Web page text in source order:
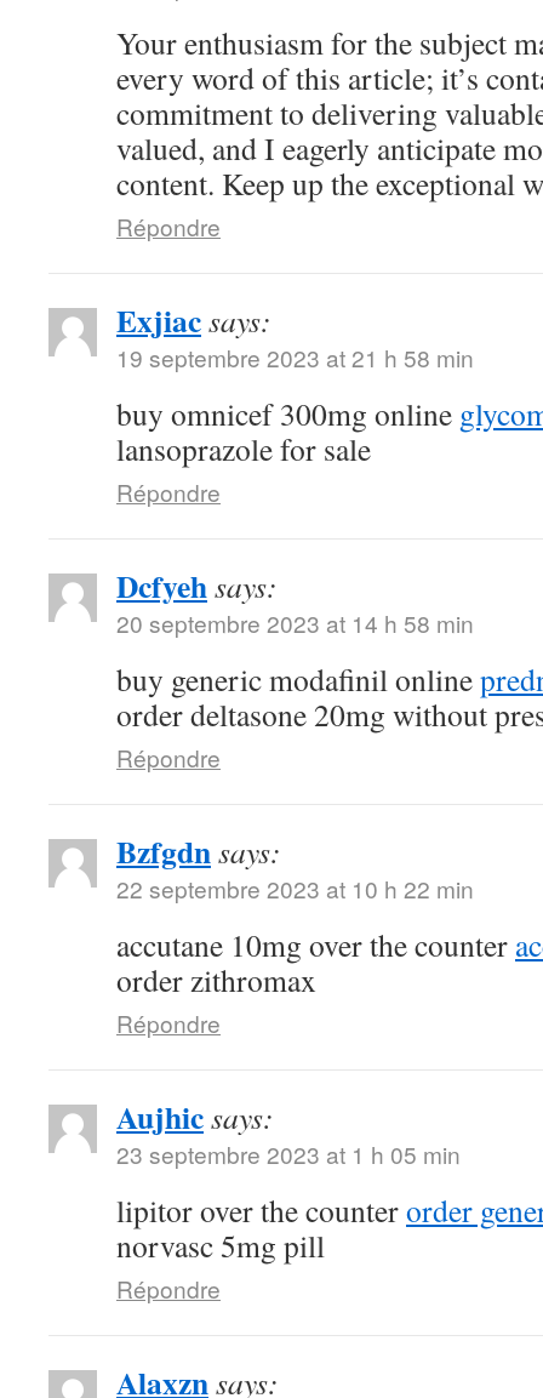
Your enthusiasm for the subject
every word of this article; it’s
commitment to delivering
valued, and I eagerly anticipate
content. Keep up the exceptional
Répondre
Exjiacsays:
19 septembre 2023 at 21 h 58 min
buy omnicef 300mg online
lansoprazole for sale
Répondre
Dcfyehsays:
20 septembre 2023 at 14 h 58 min
buy generic modafinil online
order deltasone 20mg without
Répondre
Bzfgdnsays:
22 septembre 2023 at 10 h 22 min
accutane 10mg over the counter
order zithromax
Répondre
Aujhicsays:
23 septembre 2023 at 1 h 05 min
lipitor over the counterorder
norvasc 5mg pill
Répondre
Alaxznsays: